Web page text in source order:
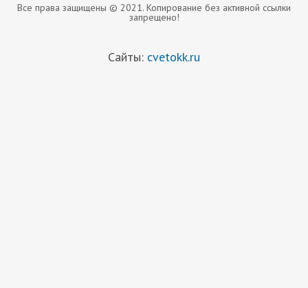
Все права защищены © 2021. Копирование без активной ссылки
запрещено!
Сайты: cvetokk.ru